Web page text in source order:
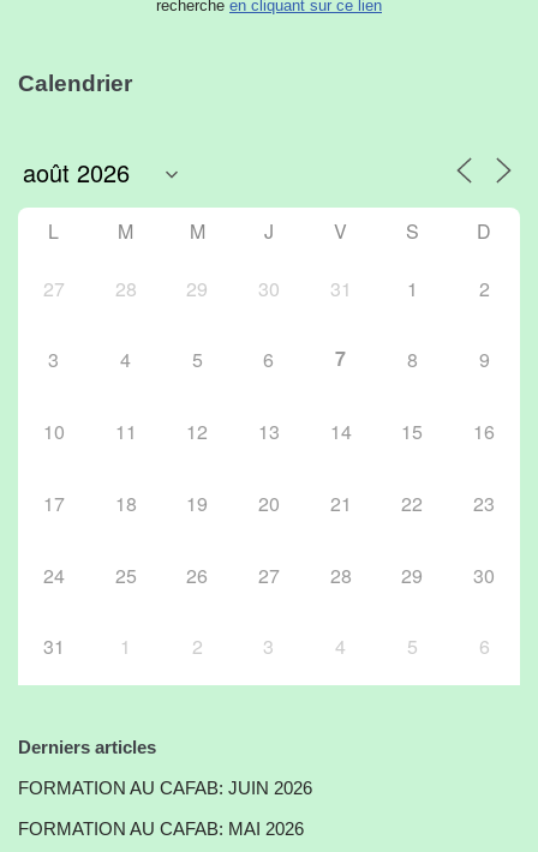
recherche en cliquant sur ce lien
Calendrier
L M M J V S D
27 28 29 30 31 1 2
3 4 5 6 7 8 9
10 11 12 13 14 15 16
17 18 19 20 21 22 23
24 25 26 27 28 29 30
31 1 2 3 4 5 6
Derniers articles
FORMATION AU CAFAB: JUIN 2026
FORMATION AU CAFAB: MAI 2026